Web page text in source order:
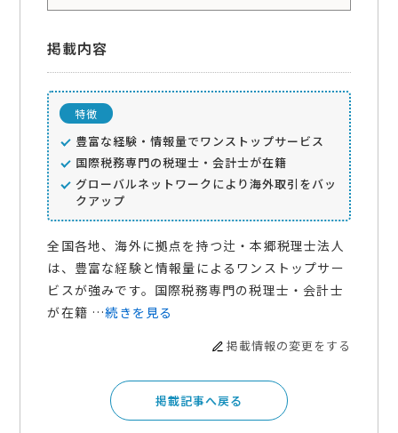
掲載内容
特徴
豊富な経験・情報量でワンストップサービス
国際税務専門の税理士・会計士が在籍
グローバルネットワークにより海外取引をバッ
クアップ
全国各地、海外に拠点を持つ辻・本郷税理士法人
は、豊富な経験と情報量によるワンストップサー
ビスが強みです。国際税務専門の税理士・会計士
が在籍 …続きを見る
掲載情報の変更をする
掲載記事へ戻る